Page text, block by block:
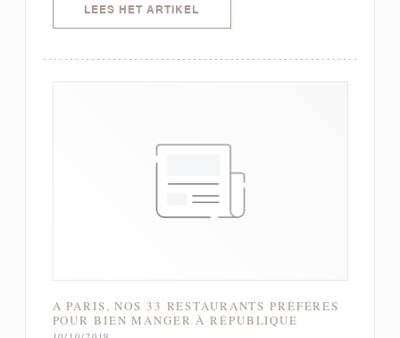
LEES HET ARTIKEL
A PARIS, NOS 33 RESTAURANTS PRÉFÉRÉS
POUR BIEN MANGER À RÉPUBLIQUE